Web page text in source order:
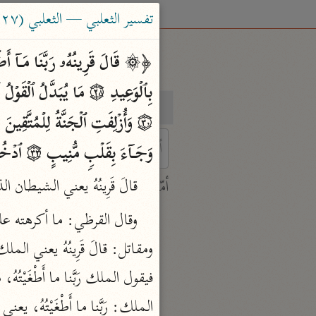
بحث تفسير
characters for results.
أمّهات
جامع البيان
ابن جرير الطبري (٣١٠ هـ)
نحو ٢٨ مجلدًا
تفسير القرآن العظيم
ابن كثير (٧٧٤ هـ)
تفسير الثعلبي — الثعلبي (٤٢٧ هـ)
وَجَاۤءَ بِقَلۡبࣲ مُّنِیبٍ ۝٣٣ ٱدۡخُلُوهَا بِسَلَـٰمࣲۖ ذَ ٰ⁠لِكَ یَوۡمُ ٱلۡخُلُودِ ۝٣٤ لَهُم مَّا یَشَاۤءُونَ فِیهَا وَلَدَیۡنَا مَزِیدࣱ ۝٣٥﴾
قالَ قَرِينُهُ يعني الشيطان